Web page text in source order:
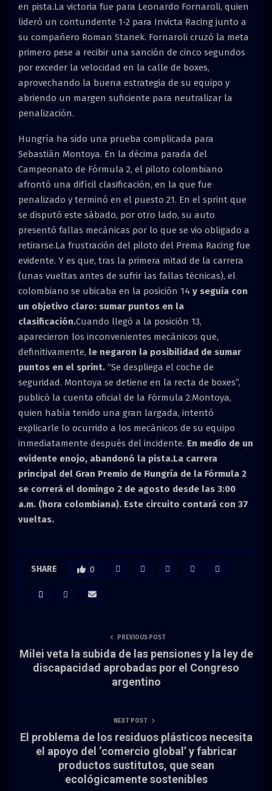
en pista.La victoria fue para Leonardo Fornaroli, quien
lideró un contundente 1-2 para Invicta Racing junto a
su compañero Roman Stanek. Fornaroli cruzó la meta
primero pese a recibir una sanción de cinco segundos
por exceder la velocidad en la calle de boxes,
aprovechando la buena estrategia de su equipo y
abriendo un margen suficiente para neutralizar la
penalización.
Hungría ha sido una prueba complicada para
Sebastián Montoya. En la décima parada del
Campeonato de Fórmula 2, el piloto colombiano
afrontó una difícil clasificación, en la que fue
penalizado y terminó en el puesto 21. En el sprint que
se disputó este sábado, por otro lado, su auto
presentó fallas mecánicas por lo que se vio obligado a
retirarse.La frustración del piloto del Prema Racing fue
evidente. Y es que, tras la primera mitad de la carrera
(unas vueltas antes de sufrir las fallas técnicas), el
colombiano se ubicaba en la posición 14 y seguía con
un objetivo claro: sumar puntos en la
clasificación.Cuando llegó a la posición 13,
aparecieron los inconvenientes mecánicos que,
definitivamente, le negaron la posibilidad de sumar
puntos en el sprint. “Se despliega el coche de
seguridad. Montoya se detiene en la recta de boxes”,
publicó la cuenta oficial de la Fórmula 2.Montoya,
quien había tenido una gran largada, intentó
explicarle lo ocurrido a los mecánicos de su equipo
inmediatamente después del incidente. En medio de un
evidente enojo, abandonó la pista.La carrera
principal del Gran Premio de Hungría de la Fórmula 2
se correrá el domingo 2 de agosto desde las 3:00
a.m. (hora colombiana). Este circuito contará con 37
vueltas.
SHARE 0
PREVIOUS POST
Milei veta la subida de las pensiones y la ley de
discapacidad aprobadas por el Congreso
argentino
NEXT POST
El problema de los residuos plásticos necesita
el apoyo del ‘comercio global’ y fabricar
productos sustitutos, que sean
ecológicamente sostenibles